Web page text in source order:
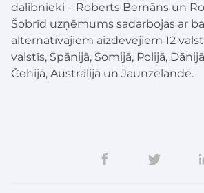
dalībnieki – Roberts Bernāns un
Šobrīd uzņēmums sadarbojas ar
alternatīvajiem aizdevējiem 12
valstīs, Spānijā, Somijā, Polijā,
Čehijā, Austrālijā un Jaunzēlandē.